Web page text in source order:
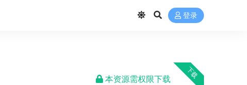
登录
下载
本资源需权限下载